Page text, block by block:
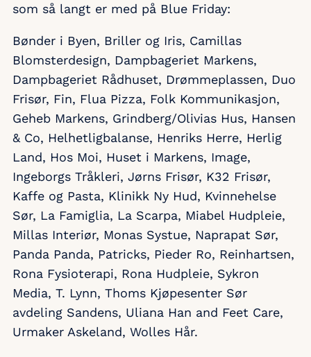
som så langt er med på Blue Friday:
Bønder i Byen, Briller og Iris, Camillas
Blomsterdesign, Dampbageriet Markens,
Dampbageriet Rådhuset, Drømmeplassen, Duo
Frisør, Fin, Flua Pizza, Folk Kommunikasjon,
Geheb Markens, Grindberg/Olivias Hus, Hansen
& Co, Helhetligbalanse, Henriks Herre, Herlig
Land, Hos Moi, Huset i Markens, Image,
Ingeborgs Tråkleri, Jørns Frisør, K32 Frisør,
Kaffe og Pasta, Klinikk Ny Hud, Kvinnehelse
Sør, La Famiglia, La Scarpa, Miabel Hudpleie,
Millas Interiør, Monas Systue, Naprapat Sør,
Panda Panda, Patricks, Pieder Ro, Reinhartsen,
Rona Fysioterapi, Rona Hudpleie, Sykron
Media, T. Lynn, Thoms Kjøpesenter Sør
avdeling Sandens, Uliana Han and Feet Care,
Urmaker Askeland, Wolles Hår.